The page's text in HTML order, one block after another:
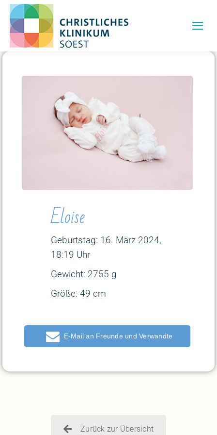
Eloise
Geburtstag: 16. März 2024,
18:19 Uhr
Gewicht: 2755 g
Größe: 49 cm
E-Mail
Zurück zur Übersicht